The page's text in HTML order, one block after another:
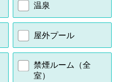
温泉
屋外プール
禁煙ルーム（全
室）